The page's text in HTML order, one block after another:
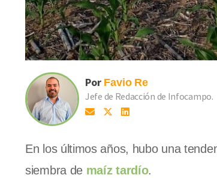
Por Favio Re
Jefe de Redacción de Infocampo.
En los últimos años, hubo una
siembra de maíz tardío.